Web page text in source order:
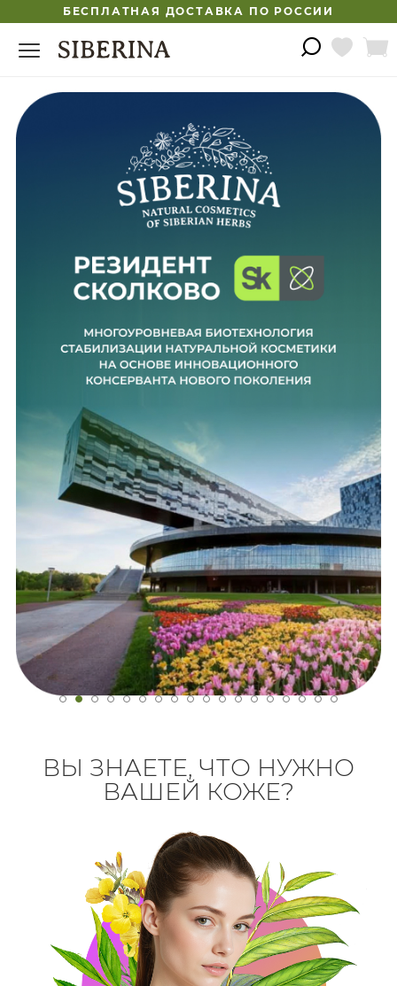
БЕСПЛАТНАЯ ДОСТАВКА ПО РОССИИ
ВЫ ЗНАЕТЕ, ЧТО НУЖНО
ВАШЕЙ КОЖЕ?